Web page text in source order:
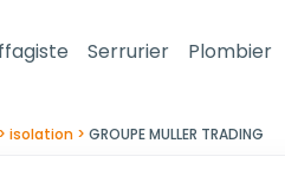
Serrurier Plombier
isolation GROUPE MULLER TRADING